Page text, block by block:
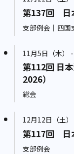
第137回 日
支部例会｜四国
11月5日（木）
第112回 日
2026）
総会
12月12日（土
第117回 日
支部例会